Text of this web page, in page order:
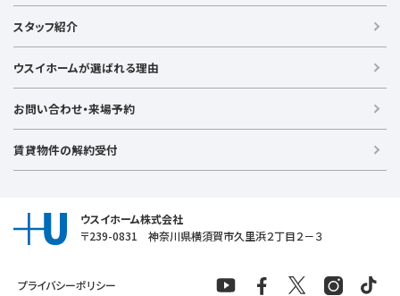
新築戸建て
土地
投資物件
ラグジュアリー物件
【売る】
【横浜エリア】
金沢文庫店
上大岡店 戸塚店 新横浜店
港北ニュータウン店
【湘南エリア】
追浜店
衣笠店
横須賀中央店
スタッフ紹介
ウスイホームが選ばれる理由
お問い合わせ・来場予約
賃貸物件の解約受付
ウスイホーム株式会社
〒239-0831 神奈川県横須賀市久里浜２丁目２－３
プライバシーポリシー